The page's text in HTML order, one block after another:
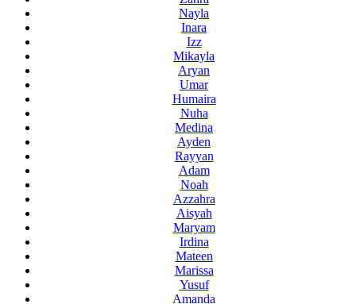
Nayla
Inara
Izz
Mikayla
Aryan
Umar
Humaira
Nuha
Medina
Ayden
Rayyan
Adam
Noah
Azzahra
Aisyah
Maryam
Irdina
Mateen
Marissa
Yusuf
Amanda